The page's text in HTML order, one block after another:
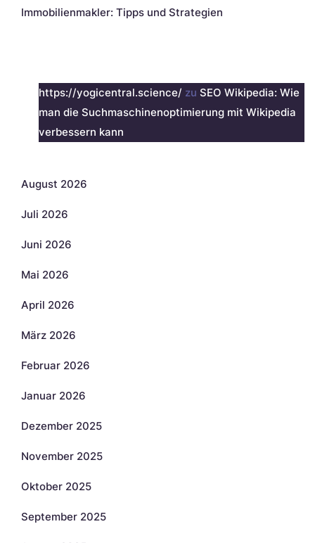
Immobilienmakler: Tipps und Strategien
https://yogicentral.science/ zu SEO Wikipedia: Wie
man die Suchmaschinenoptimierung mit Wikipedia
verbessern kann
August 2026
Juli 2026
Juni 2026
Mai 2026
April 2026
März 2026
Februar 2026
Januar 2026
Dezember 2025
November 2025
Oktober 2025
September 2025